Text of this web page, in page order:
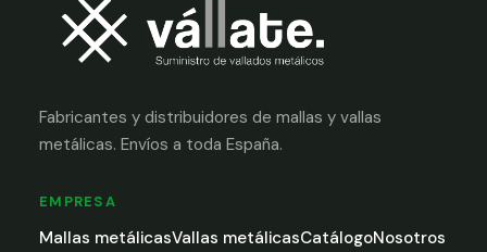
Fabricantes y distribuidores de mallas y vallas
metálicas. Envíos a toda España.
EMPRESA
Mallas metálicasVallas metálicasCatálogoNosotros